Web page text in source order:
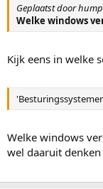
Geplaatst door
Welke windows
Kijk eens in welke
Welke windows
wel daaruit